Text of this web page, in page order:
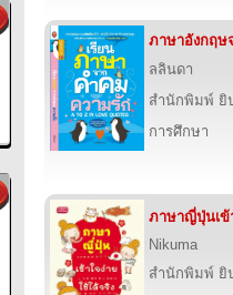
ภาษาอังกฤษ
ลลินดา
สำนักพิมพ์ ยิ
การศึกษา
ภาษาญี่ปุ่นเข้
Nikuma
สำนักพิมพ์ ยิ